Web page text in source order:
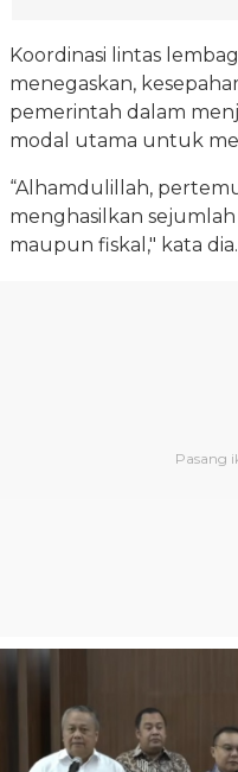
Koordinasi lintas
menegaskan,
pemerintah dalam
modal utama untuk
“Alhamdulillah,
menghasilkan
maupun fiskal," kata dia.